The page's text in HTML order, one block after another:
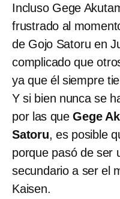
Incluso Gege
frustrado al
de Gojo Satoru en
complicado que
ya que él siempre
Y si bien nunca se
por las queGege
Satoru, es posible
porque pasó de ser
secundario a ser el
Kaisen.